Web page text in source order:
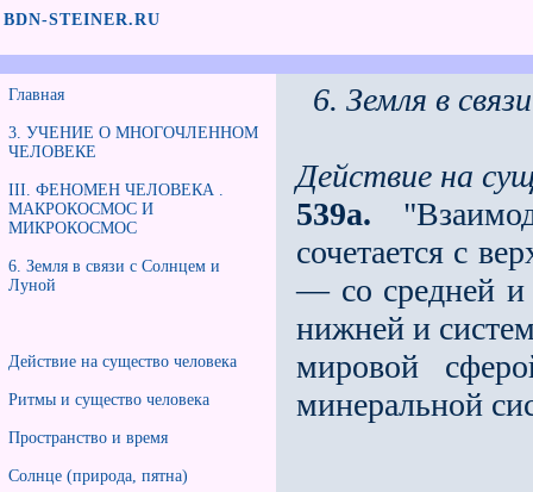
BDN-STEINER.RU
Главная
3. УЧЕНИЕ О МНОГОЧЛЕННОМ
ЧЕЛОВЕКЕ
III. ФЕНОМЕН ЧЕЛОВЕКА .
МАКРОКОСМОС И
МИКРОКОСМОС
6. Земля в связи с Солнцем и
Луной
Действие на существо человека
Ритмы и существо человека
Пространство и время
Солнце (природа, пятна)
6. Земля в
Действие на
539а.
сочетается с
— со средней
нижней и
мировой
минеральной